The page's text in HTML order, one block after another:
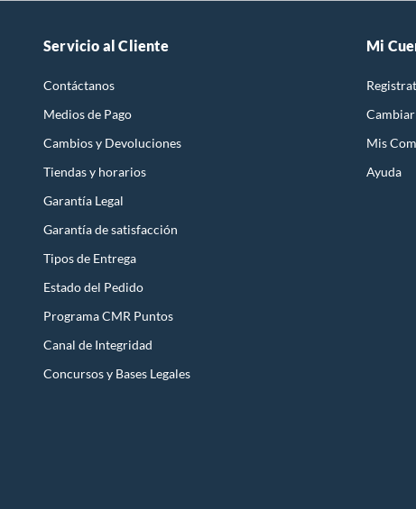
Servicio al Cliente
Contáctanos
Medios de Pago
Cambios y Devoluciones
Tiendas y horarios
Garantía Legal
Garantía de satisfacción
Tipos de Entrega
Estado del Pedido
Programa CMR Puntos
Canal de Integridad
Concursos y Bases Legales
Mi
Mis
Ayuda